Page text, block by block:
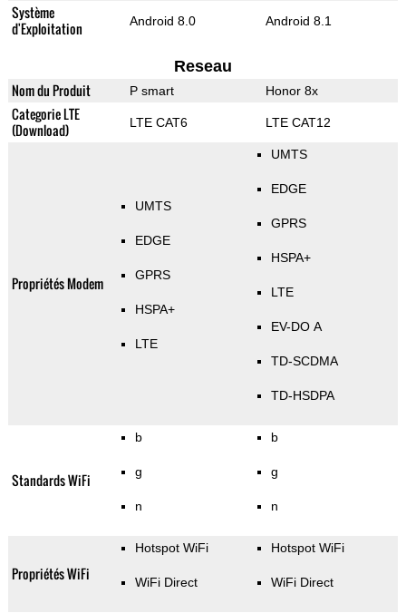
Système
d'Exploitation
Android 8.0 Android 8.1
Reseau
Nom du Produit P smart Honor 8x
Categorie LTE
(Download)
LTE CAT6 LTE CAT12
Propriétés Modem
UMTS
EDGE
GPRS
HSPA+
LTE
UMTS
EDGE
GPRS
HSPA+
LTE
EV-DO A
TD-SCDMA
TD-HSDPA
Standards WiFi
b
g
n
b
g
n
Propriétés WiFi
Hotspot WiFi
WiFi Direct
Hotspot WiFi
WiFi Direct